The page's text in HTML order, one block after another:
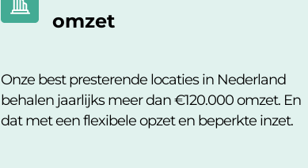
omzet
Onze best presterende locaties in Nederland
behalen jaarlijksmeer dan €120.000 omzet. En
dat met een flexibele opzet en beperkte inzet.